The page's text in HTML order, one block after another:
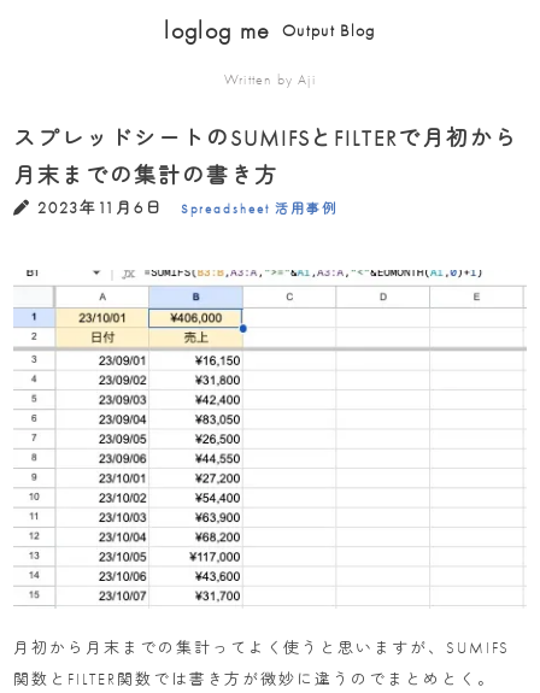
loglog me Output Blog
Written by Aji
スプレッドシートのSUMIFSとFILTERで月初から
月末までの集計の書き方
2023年11月6日 Spreadsheet 活用事例
月初から月末までの集計ってよく使うと思いますが、SUMIFS
関数とFILTER関数では書き方が微妙に違うのでまとめとく。